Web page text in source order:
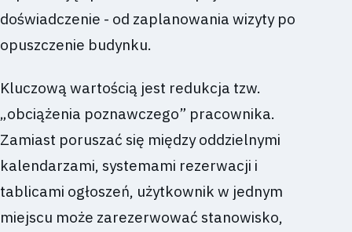
doświadczenie - od zaplanowania wizyty po
opuszczenie budynku.
Kluczową wartością jest redukcja tzw.
„obciążenia poznawczego” pracownika.
Zamiast poruszać się między oddzielnymi
kalendarzami, systemami rezerwacji i
tablicami ogłoszeń, użytkownik w jednym
miejscu może zarezerwować stanowisko,